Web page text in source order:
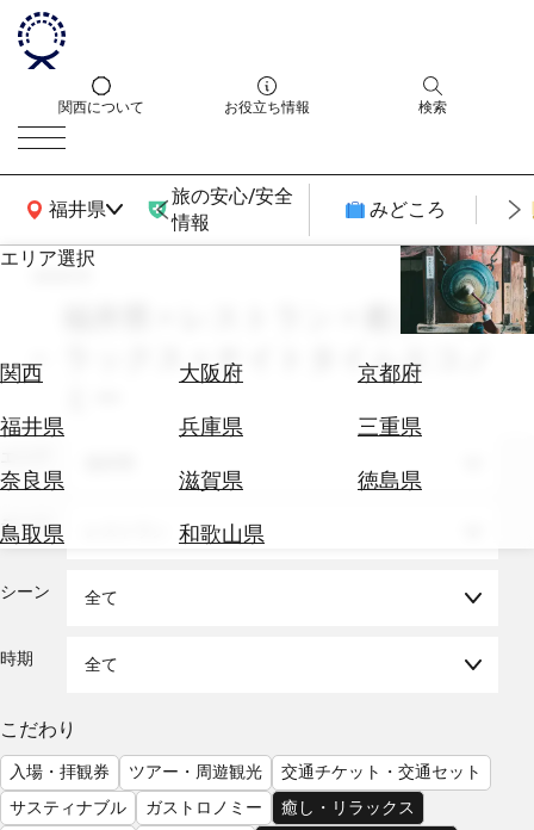
関西について お役立ち情報 検索
福井県
関西広域MAP
旅の安心/安全
情報
みどころ
エリア選択
関西 大阪府
京都府
福井県
兵庫県
三重県
奈良県
滋賀県
徳島県
鳥取県
和歌山県
エ
券
テ
を
を
見
る
search
福井県 × レストラン × 癒し・リ
ラックス × ナイトタイムエコノ
テーマ
シーン 全て
時期 全て
こだわり
入場・拝観券 ツアー・周遊観光
交通チケット・交通セット
サスティナブル
ガストロノミー
癒し・リラックス